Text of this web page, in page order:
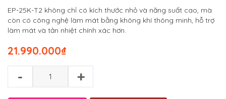
EP-25K-T2 không chỉ có kích thước nhỏ và năng suất cao, mà
còn có công nghệ làm mát bằng không khí thông minh, hỗ trợ
làm mát và tản nhiệt chính xác hơn.
₫
21.990.000
- +